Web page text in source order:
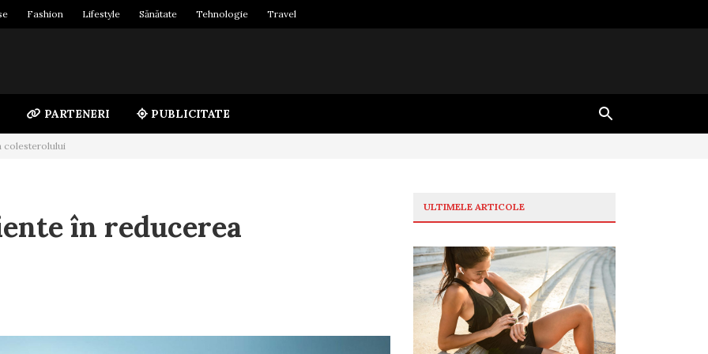
Fashion Lifestyle Sănătate Tehnologie Travel
PARTENERI PUBLICITATE
colesterolului
în reducerea
ULTIMELE ARTICOLE